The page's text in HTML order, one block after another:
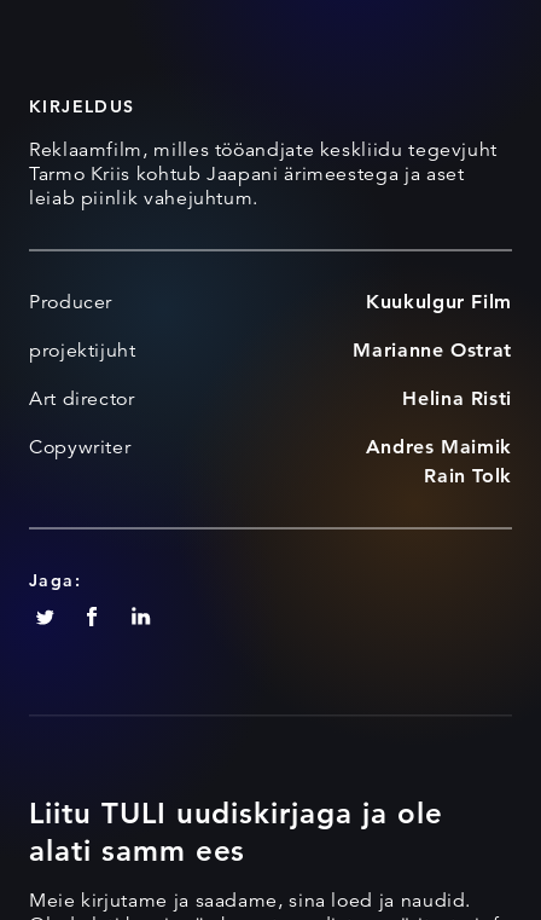
KIRJELDUS
Reklaamfilm, milles tööandjate keskliidu tegevjuht
Tarmo Kriis kohtub Jaapani ärimeestega ja aset
leiab piinlik vahejuhtum.
Producer Kuukulgur Film
projektijuht Marianne Ostrat
Art director Helina Risti
Copywriter
Andres Maimik
Rain Tolk
Jaga:
Liitu TULI uudiskirjaga ja ole
alati samm ees
Meie kirjutame ja saadame, sina loed ja naudid.